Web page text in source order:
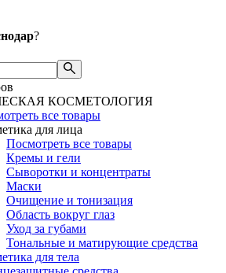
?
КОСМЕТОЛОГИЯ
все товары
для лица
Посмотреть все товары
Кремы и гели
Сыворотки и концентраты
Маски
Очищение и тонизация
Область вокруг глаз
Уход за губами
Тональные и матирующие средства
для тела